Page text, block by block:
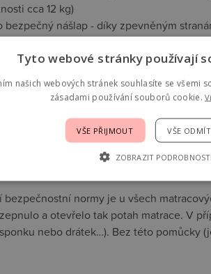
cca 12 kg)
bezpečný nášlap - díky zpevněným
potah- při "noční nehodě" stačí vyprat
podél bočních stran matrace
pro alergiky
60 x 120 x 12 cm
hmotnost: 39 kg/m3
bezpečnostní normy je u všech
a otevřelo tak potah matrace. V
nebo drátek…). Bez této pomůcky
Tyto webové stránky používají
našich webových stránek souhlasíte se všemi
zásadami používání souborů cookie.
VŠE PŘIJMOUT VŠE
ZOBRAZIT PODROBNOSTI